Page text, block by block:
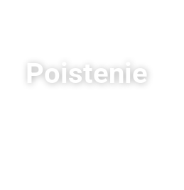
Poistenie